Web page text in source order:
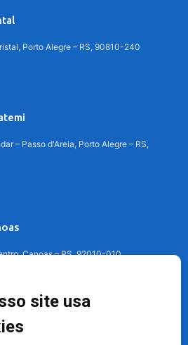
site usa
Porto Alegre – RS, 90810-240
– Passo d'Areia, Porto Alegre – RS,
Canoas – RS, 92010-010